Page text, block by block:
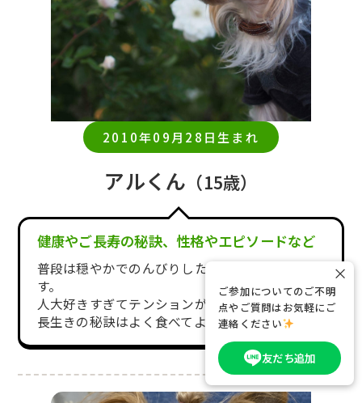
2010年09月28日生まれ
アルくん （15歳）
健康やご長寿の秘訣、性格やエピソードなど
普段は穏やかでのんびりした性格で甘えん坊で
す。
人大好きすぎてテンションが上がります。
長生きの秘訣はよく食べてよく寝る。
ご参加についてのご不明
点やご質問はお気軽にご
連絡ください
友だち追加
×